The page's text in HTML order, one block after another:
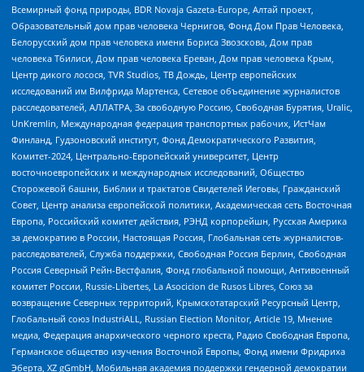
Всемирный фонд природы, BDR Novaja Gazeta-Europe, Алтай проект,
Образовательный дом прав человека Чернигов, Фонд Дом Прав Человека,
Белорусский дом прав человека имени Бориса Звозскова, Дом прав
человека Тбилиси, Дом прав человека Ереван, Дом прав человека Крым,
Центр дикого лосося, TVR Studios, ТВ Дождь, Центр европейских
исследований им Вилфрида Мартенса, Сетевое объединение журналистов
расследователей, АЛЛАТРА, За свободную Россию, Свободная Бурятия, Uralic,
UnKremlin, Международная федерация транспортных рабочих, ИстЧам
Финланд, Гудзоновский институт, Фонд Демократического Развития,
Комитет-2024, Центрально-Европейский университет, Центр
восточноевропейских и международных исследований, Общество
Сторожевой башни, Библии и трактатов Свидетелей Иеговы, Гражданский
Совет, Центр анализа европейской политики, Академическая сеть Восточная
Европа, Российский комитет действия, РЭНД корпорейшн, Русская Америка
за демократию в России, Настоящая Россия, Глобальная сеть журналистов-
расследователей, Служба поддержки, Свободная Россия Берлин, Свободная
Россия Северный Рейн-Вестфалия, Фонд глобальной помощи, Антивоенный
комитет России, Russie-Libertes, La Asocicion de Rusos Libres, Союз за
возвращение Северных территорий, Крымскотатарский Ресурсный Центр,
Глобальный союз IndustriALL, Russian Election Monitor, Article 19, Мнение
медиа, Федерация анархического черного креста, Радио Свободная Европа,
Германское общество изучения Восточной Европы, Фонд имени Фридриха
Эберта, XZ gGmbH, Мобильная академия поддержки гендерной демократии